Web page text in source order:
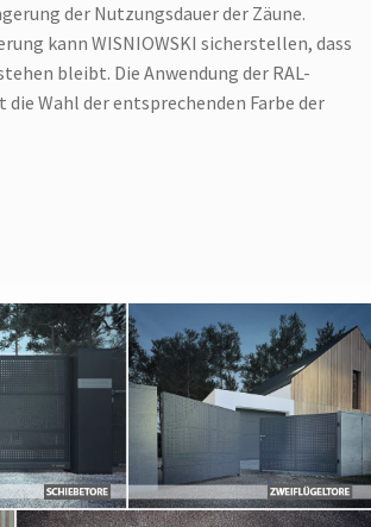
der Nutzungsdauer der Zäune.
kann WISNIOWSKI sicherstellen, dass
bleibt. Die Anwendung der RAL-
Wahl der entsprechenden Farbe der